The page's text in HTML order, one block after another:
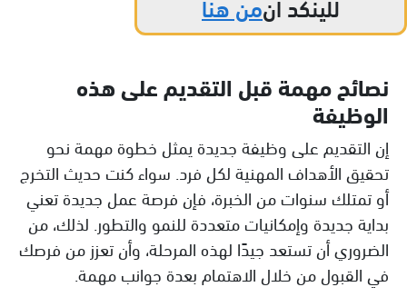
نصائح مهمة قبل التقديم على هذه
الوظيفة
إن التقديم على وظيفة جديدة يمثل خطوة مهمة نحو
تحقيق الأهداف المهنية لكل فرد. سواء كنت حديث التخرج
أو تمتلك سنوات من الخبرة، فإن فرصة عمل جديدة تعني
بداية جديدة وإمكانيات متعددة للنمو والتطور. لذلك، من
الضروري أن تستعد جيدًا لهذه المرحلة، وأن تعزز من فرصك
في القبول من خلال الاهتمام بعدة جوانب مهمة.